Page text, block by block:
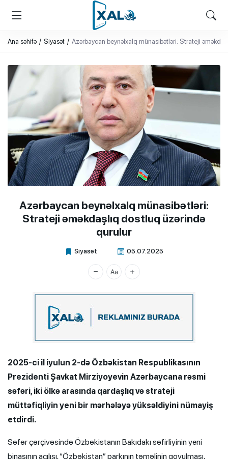
XALQ.ONLINE
ONLAYN PLATFORMA
Ana səhifə Siyasət Azərbaycan beynəlxalq münasibətləri: Strateji
Azərbaycan beynəlxalq münasibətləri:
Strateji əməkdaşlıq dostluq üzərində
qurulur
Siyasət 05.07.2025
Xalq.Online
2025-ci il iyulun 2-də Özbəkistan Respublikasının
Prezidenti Şavkat Mirziyoyevin Azərbaycana rəsmi
səfəri, iki ölkə arasında qardaşlıq və strateji
müttəfiqliyin yeni bir mərhələyə yüksəldiyini nümayiş
etdirdi.
Səfər çərçivəsində Özbəkistanın Bakıdakı səfirliyinin yeni
binasının açılışı, “Özbəkistan” parkının təməlinin qoyulması,